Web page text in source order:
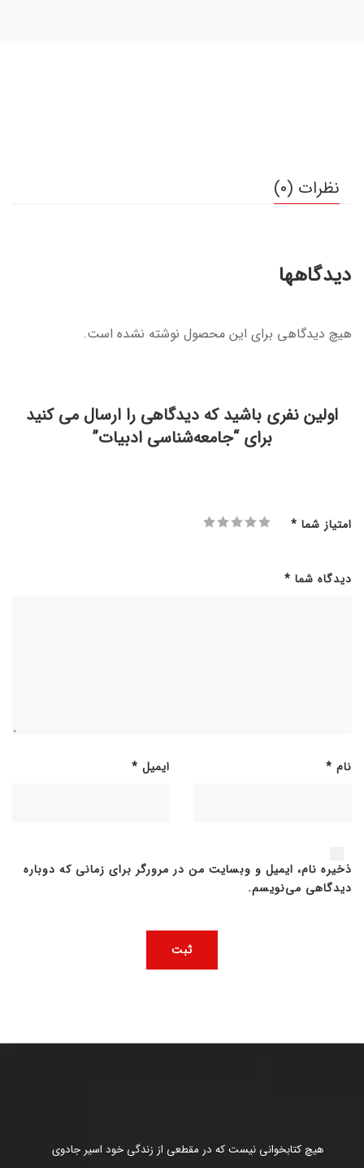
نظرات (0)
دیدگاهها
هیچ دیدگاهی برای این محصول نوشته نشده است.
اولین نفری باشید که دیدگاهی را ارسال می کنید
برای “جامعه‌شناسی ادبیات”
امتیاز شما *
دیدگاه شما *
نام * ایمیل *
ذخیره نام، ایمیل و وبسایت من در مرورگر برای زمانی که دوباره
دیدگاهی می‌نویسم.
هیچ کتابخوانی نیست که در مقطعی از زندگی خود اسیر جادوی